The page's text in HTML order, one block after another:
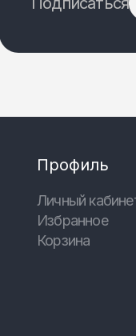
Профиль
Личный
Избранное
Корзина